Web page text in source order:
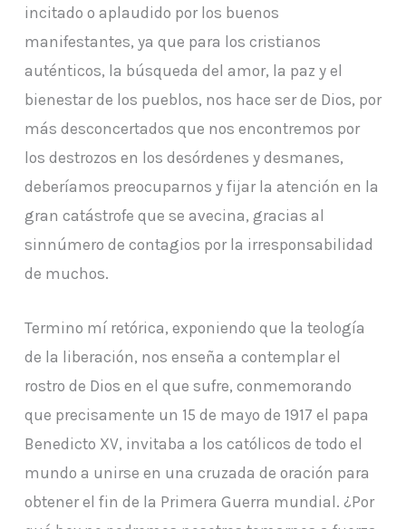
incitado o aplaudido por los buenos
manifestantes, ya que para los cristianos
auténticos, la búsqueda del amor, la paz y el
bienestar de los pueblos, nos hace ser de Dios, por
más desconcertados que nos encontremos por
los destrozos en los desórdenes y desmanes,
deberíamos preocuparnos y fijar la atención en la
gran catástrofe que se avecina, gracias al
sinnúmero de contagios por la irresponsabilidad
de muchos.
Termino mí retórica, exponiendo que la teología
de la liberación, nos enseña a contemplar el
rostro de Dios en el que sufre, conmemorando
que precisamente un 15 de mayo de 1917 el papa
Benedicto XV, invitaba a los católicos de todo el
mundo a unirse en una cruzada de oración para
obtener el fin de la Primera Guerra mundial. ¿Por